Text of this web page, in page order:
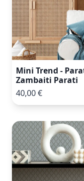
Mini Trend -
Zambaiti Parati
40,00 €